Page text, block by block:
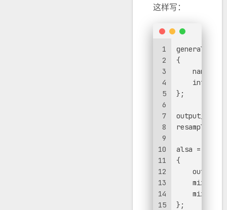
这样写：
1
2
3
4
5
6
7
8
9
10
11
12
13
14
15
general =
{
name =
};
alsa =
{
};